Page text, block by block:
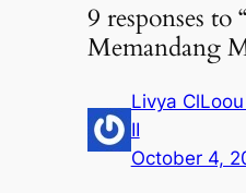
9 responses to
Memandang
Livya
II
October 4,